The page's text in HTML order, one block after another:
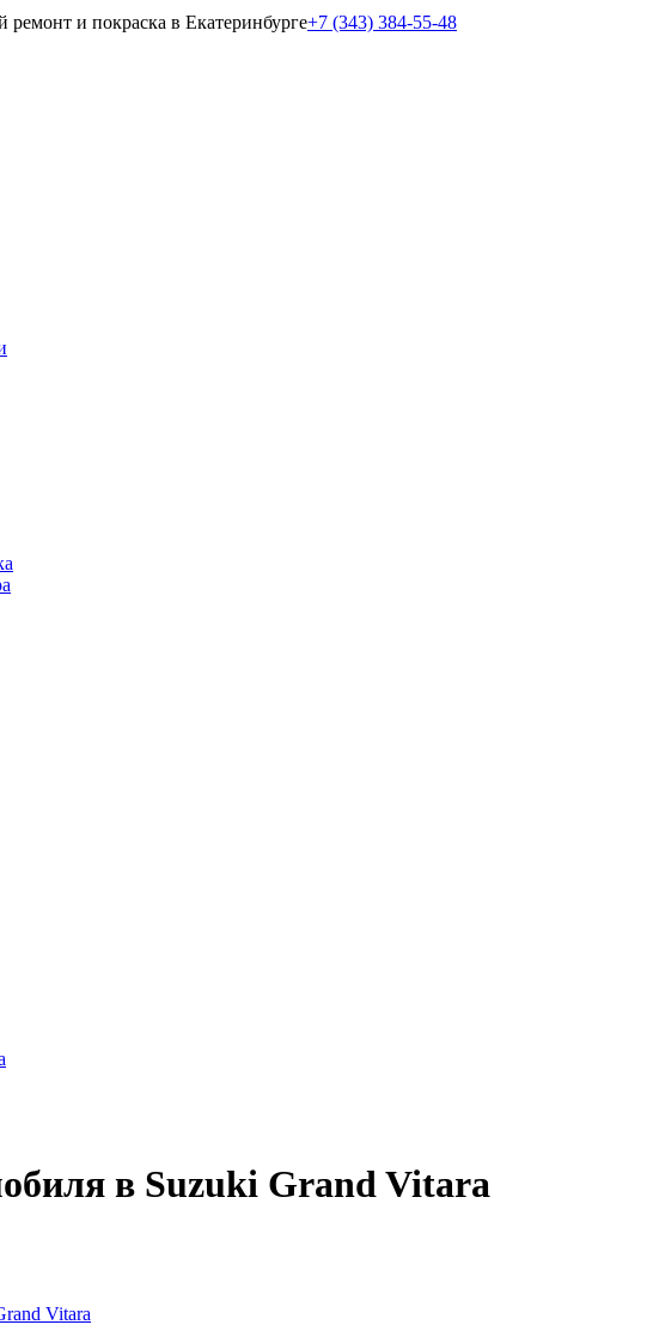
ремонт и покраска в Екатеринбурге+7 (343) 384-55-48
в Suzuki Grand Vitara
Vitara